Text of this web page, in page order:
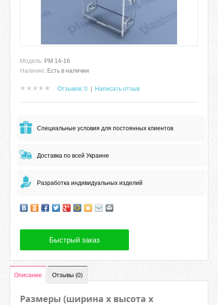
Модель: РМ 14-16
Наличие: Есть в наличии
Отзывов: 0 Написать отзыв
Специальные условия для постоянных клиентов
Доставка по всей Украине
Разработка индивидуальных изделий
Быстрый заказ
Описание Отзывы (0)
Размеры (ширина х высота х